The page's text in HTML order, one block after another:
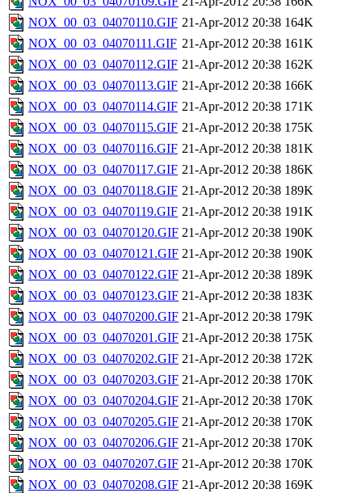
NOX_00_03_04070110.GIF 21-Apr-2012 20:38 164K
NOX_00_03_04070111.GIF 21-Apr-2012 20:38 161K
NOX_00_03_04070112.GIF 21-Apr-2012 20:38 162K
NOX_00_03_04070113.GIF 21-Apr-2012 20:38 166K
NOX_00_03_04070114.GIF 21-Apr-2012 20:38 171K
NOX_00_03_04070115.GIF 21-Apr-2012 20:38 175K
NOX_00_03_04070116.GIF 21-Apr-2012 20:38 181K
NOX_00_03_04070117.GIF 21-Apr-2012 20:38 186K
NOX_00_03_04070118.GIF 21-Apr-2012 20:38 189K
NOX_00_03_04070119.GIF 21-Apr-2012 20:38 191K
NOX_00_03_04070120.GIF 21-Apr-2012 20:38 190K
NOX_00_03_04070121.GIF 21-Apr-2012 20:38 190K
NOX_00_03_04070122.GIF 21-Apr-2012 20:38 189K
NOX_00_03_04070123.GIF 21-Apr-2012 20:38 183K
NOX_00_03_04070200.GIF 21-Apr-2012 20:38 179K
NOX_00_03_04070201.GIF 21-Apr-2012 20:38 175K
NOX_00_03_04070202.GIF 21-Apr-2012 20:38 172K
NOX_00_03_04070203.GIF 21-Apr-2012 20:38 170K
NOX_00_03_04070204.GIF 21-Apr-2012 20:38 170K
NOX_00_03_04070205.GIF 21-Apr-2012 20:38 170K
NOX_00_03_04070206.GIF 21-Apr-2012 20:38 170K
NOX_00_03_04070207.GIF 21-Apr-2012 20:38 170K
NOX_00_03_04070208.GIF 21-Apr-2012 20:38 169K